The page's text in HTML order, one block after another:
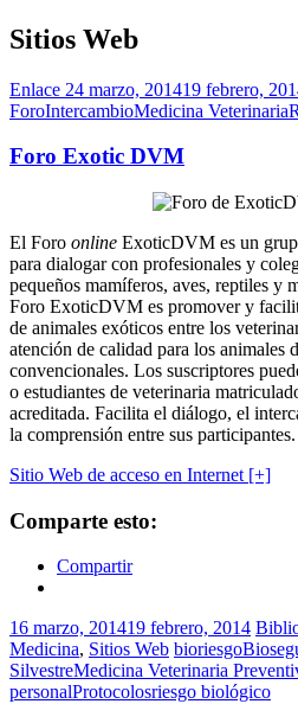
Sitios Web
Enlace 24 marzo, 201419 febrero,
ForoIntercambioMedicina Veterinaria
Foro Exotic DVM
El Foro online ExoticDVM es un
para dialogar con profesionales y
pequeños mamíferos, aves, reptiles y
Foro ExoticDVM es promover y
de animales exóticos entre los
atención de calidad para los animales
convencionales. Los suscriptores
o estudiantes de veterinaria
acreditada. Facilita el diálogo, el
la comprensión entre sus participantes.
Sitio Web de acceso en Internet [+]
Comparte esto:
Compartir
16 marzo, 201419 febrero, 2014
Medicina, Sitios Web bioriesgo
SilvestreMedicina Veterinaria
personalProtocolosriesgo biológico